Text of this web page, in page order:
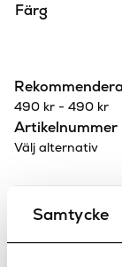
Samtycke
Färg
490 kr - 490 kr
Artikelnummer
Välj alternativ
Lägg i